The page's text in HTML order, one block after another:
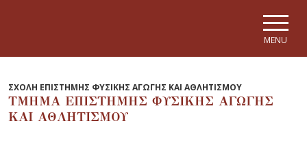
MENU
ΣΧΟΛΗ ΕΠΙΣΤΗΜΗΣ ΦΥΣΙΚΗΣ ΑΓΩΓΗΣ ΚΑΙ ΑΘΛΗΤΙΣΜΟΥ
ΤΜΗΜΑ ΕΠΙΣΤΗΜΗΣ ΦΥΣΙΚΗΣ ΑΓΩΓΗΣ
ΚΑΙ ΑΘΛΗΤΙΣΜΟΥ